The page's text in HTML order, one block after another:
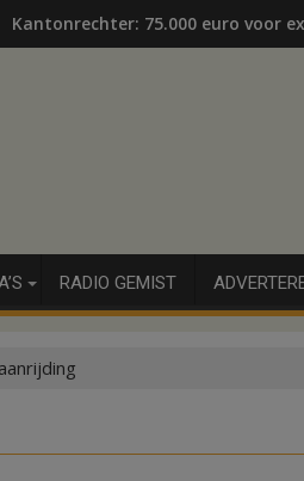
Kantonrechter: 75.000 euro voor
RADIO GEMIST